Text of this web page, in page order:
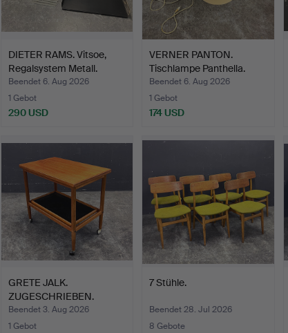
DIETER RAMS. Vitsoe,
Regalsystem Metall.
Beendet 6. Aug 2026
1 Gebot
290 USD
VERNER PANTON.
Tischlampe Panthella.
Beendet 6. Aug 2026
1 Gebot
174 USD
GRETE JALK.
ZUGESCHRIEBEN.
Teewagen auf Ro…
Beendet 3. Aug 2026
1 Gebot
7 Stühle.
Beendet 28. Jul 2026
8 Gebote